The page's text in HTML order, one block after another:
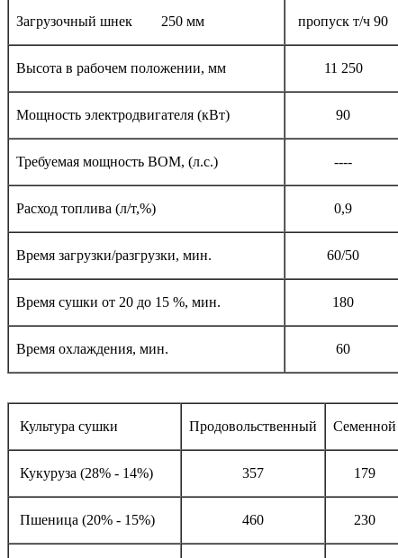
Загрузочный шнек 250 мм пропуск т/ч 90
Высота в рабочем положении, мм 11 250
Мощность электродвигателя (кВт) 90
Требуемая мощность ВОМ, (л.с.) ----
Расход топлива (л/т,%) 0,9
Время загрузки/разгрузки, мин. 60/50
Время сушки от 20 до 15 %, мин. 180
Время охлаждения, мин.
60
Культура сушки Продовольственный Семенной
Кукуруза (28% - 14%) 357 179
Пшеница (20% - 15%) 460 230